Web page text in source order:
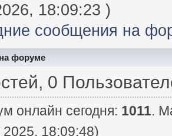
18:09:23 )
сообщения на
форуме
0
онлайн сегодня: 1011.
2025, 18:09:48)